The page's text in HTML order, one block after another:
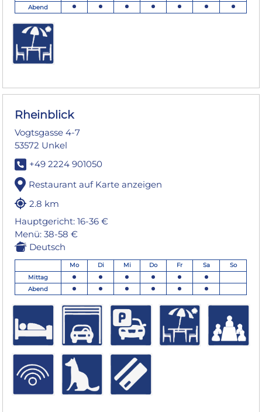
Abend
Rheinblick
Vogtsgasse 4-7
53572 Unkel
+49 2224 901050
Restaurant auf Karte anzeigen
2.8 km
Hauptgericht: 16-36 €
Menü: 38-58 €
Deutsch
Mo Di Mi Do Fr Sa
So
Mittag
Abend